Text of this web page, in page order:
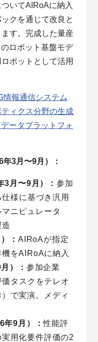
いてAIRoAに納入
クを通じて改良と
す。完成した量産
ロボット基盤モデ
ボットとして活用
情報通信システム
ィクス分野の生成
ータプラットフォ
3月〜9月）：
3月〜9月）： 参加
様に基づき汎用
ニピュレータ
： AIRoAが指定
をAIRoAに納入
）： 参加企業
タスクをテレオ
で実演。メディ
年9月）：性能評
用化要件評価の2